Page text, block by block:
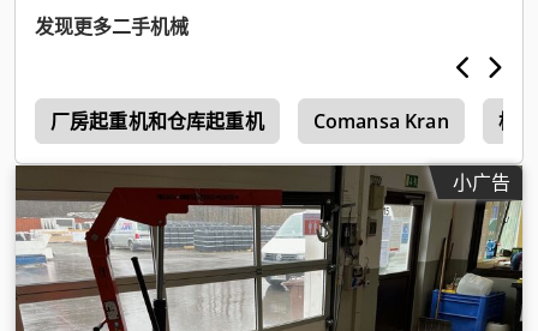
发现更多二手机械
厂房起重机和仓库起重机 Comansa Kran 桥
小广告